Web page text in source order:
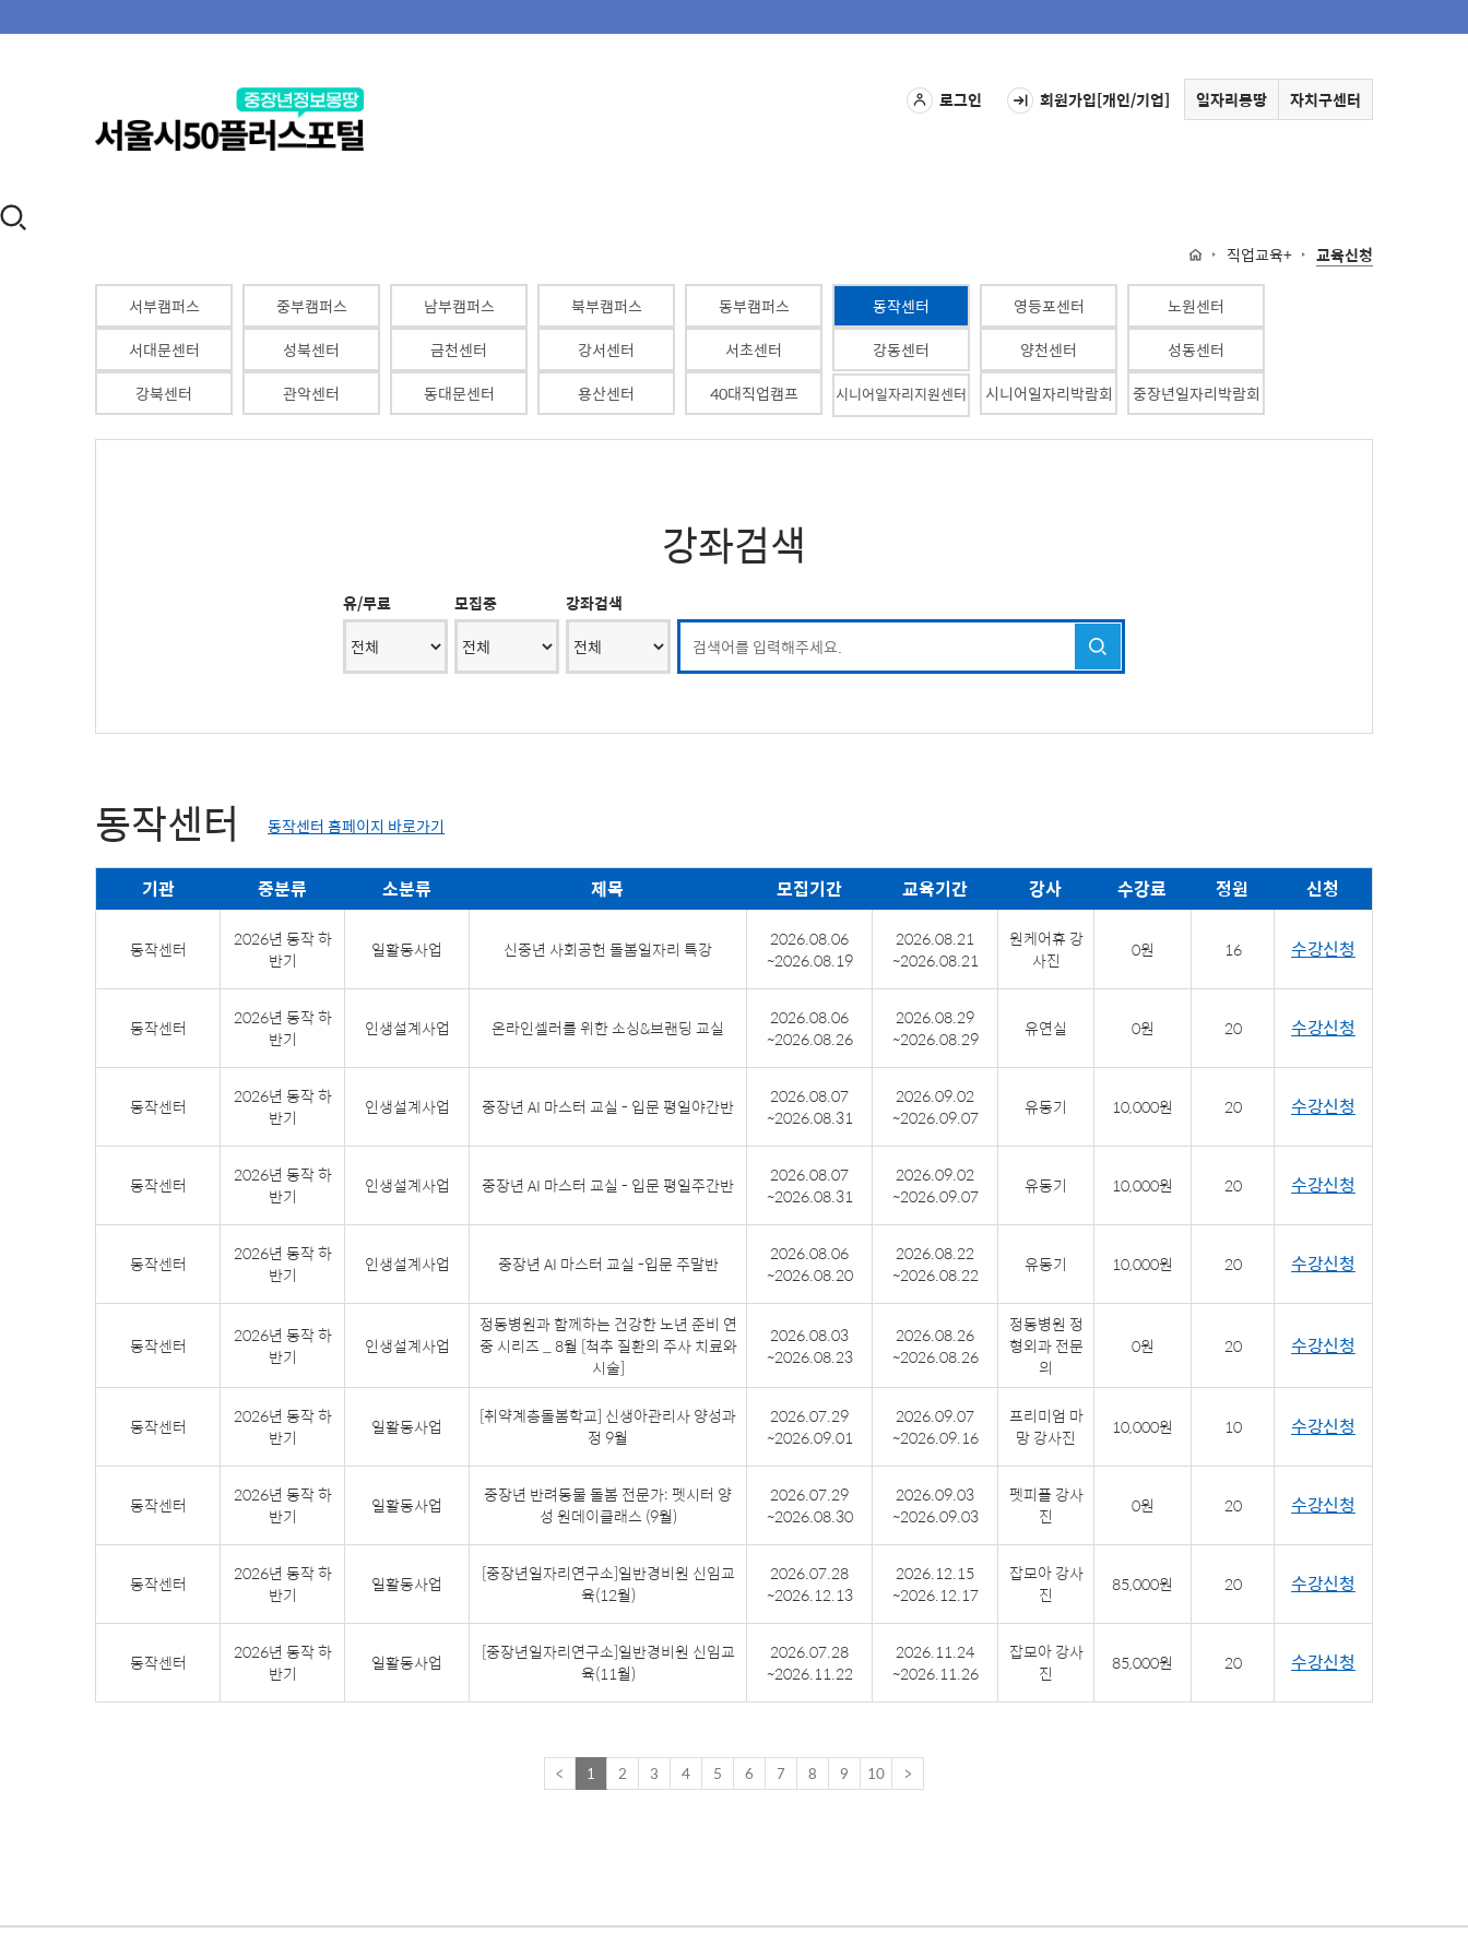
로그인 회원가입[개인/기업] 일자리몽땅 자치구센터
직업교육+ 교육신청
서부캠퍼스 중부캠퍼스 남부캠퍼스 북부캠퍼스 동부캠퍼스 동작센터 영등포센터
노원센터
서대문센터
성북센터 금천센터 강서센터 서초센터 강동센터 양천센터
성동센터
강북센터
관악센터 동대문센터 용산센터 40대직업캠프 시니어일자리지원센터 시니어일자리박람회 중장년일자리박람회
강좌검색
유/무료 모집중 강좌검색
동작센터 동작센터 홈페이지 바로가기
기관 중분류 소분류 제목 모집기간 교육기간 강사 수강료 정원 신청
동작센터
2026년 동작 하
반기
일활동사업 신중년 사회공헌 돌봄일자리 특강
2026.08.06
~2026.08.19
2026.08.21
~2026.08.21
원케어휴 강
사진
0원 16 수강신청
동작센터
2026년 동작 하
반기
인생설계사업 온라인셀러를 위한 소싱&브랜딩 교실
2026.08.06
~2026.08.26
2026.08.29
~2026.08.29
유연실 0원 20 수강신청
동작센터
2026년 동작 하
반기
인생설계사업 중장년 AI 마스터 교실 - 입문 평일야간반
2026.08.07
~2026.08.31
2026.09.02
~2026.09.07
유동기 10,000원 20 수강신청
동작센터
2026년 동작 하
반기
인생설계사업 중장년 AI 마스터 교실 - 입문 평일주간반
2026.08.07
~2026.08.31
2026.09.02
~2026.09.07
유동기 10,000원 20 수강신청
동작센터
2026년 동작 하
반기
인생설계사업 중장년 AI 마스터 교실 -입문 주말반
2026.08.06
~2026.08.20
2026.08.22
~2026.08.22
유동기 10,000원 20 수강신청
동작센터
2026년 동작 하
반기
인생설계사업
정동병원과 함께하는 건강한 노년 준비 연
중 시리즈 _ 8월 [척추 질환의 주사 치료와
시술]
2026.08.03
~2026.08.23
2026.08.26
~2026.08.26
정동병원 정
형외과 전문
의
0원 20 수강신청
동작센터
2026년 동작 하
반기
일활동사업
[취약계층돌봄학교] 신생아관리사 양성과
정 9월
2026.07.29
~2026.09.01
2026.09.07
~2026.09.16
프리미엄 마
망 강사진
10,000원 10 수강신청
동작센터
2026년 동작 하
반기
일활동사업
중장년 반려동물 돌봄 전문가: 펫시터 양
성 원데이클래스 (9월)
2026.07.29
~2026.08.30
2026.09.03
~2026.09.03
펫피플 강사
진
0원 20 수강신청
동작센터
2026년 동작 하
반기
일활동사업
[중장년일자리연구소]일반경비원 신임교
육(12월)
2026.07.28
~2026.12.13
2026.12.15
~2026.12.17
잡모아 강사
진
85,000원 20 수강신청
동작센터
2026년 동작 하
반기
일활동사업
[중장년일자리연구소]일반경비원 신임교
육(11월)
2026.07.28
~2026.11.22
2026.11.24
~2026.11.26
잡모아 강사
진
85,000원 20 수강신청
< 1 2 3 4 5 6 7 8 9 10 >